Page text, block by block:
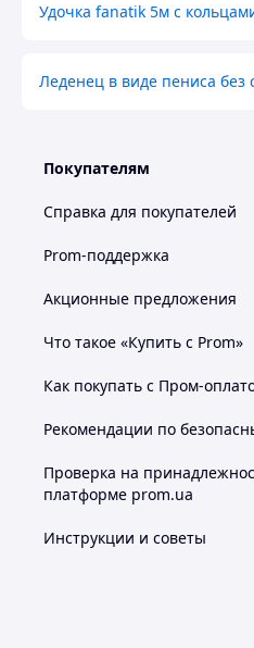
Удочка fanatik 5м с
Леденец в виде пениса без
Покупателям
Справка для покупателей
Prom-поддержка
Акционные предложения
Что такое «Купить с Prom»
Как покупать с Пром-
Рекомендации по
Проверка на
платформе prom.ua
Инструкции и советы